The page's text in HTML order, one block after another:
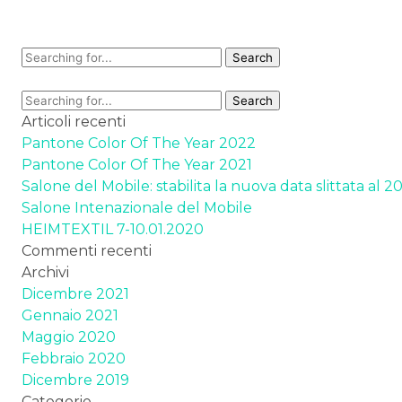
Articoli recenti
Pantone Color Of The Year 2022
Pantone Color Of The Year 2021
Salone del Mobile: stabilita la nuova data slittata al
Salone Intenazionale del Mobile
HEIMTEXTIL 7-10.01.2020
Commenti recenti
Archivi
Dicembre 2021
Gennaio 2021
Maggio 2020
Febbraio 2020
Dicembre 2019